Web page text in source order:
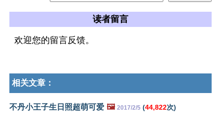
读者留言
欢迎您的留言反馈。
相关文章：
不丹小王子生日照超萌可爱 🖼️ 2017/2/5 (44,822次)